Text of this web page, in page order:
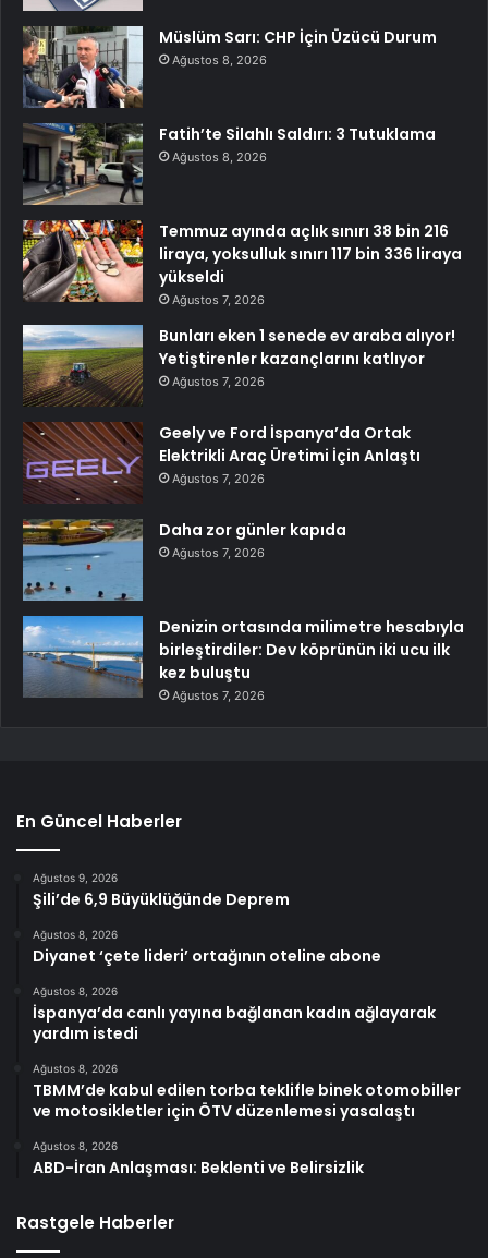
Müslüm Sarı: CHP İçin Üzücü Durum
Ağustos 8, 2026
Fatih’te Silahlı Saldırı: 3 Tutuklama
Ağustos 8, 2026
Temmuz ayında açlık sınırı 38 bin 216
liraya, yoksulluk sınırı 117 bin 336 liraya
yükseldi
Ağustos 7, 2026
Bunları eken 1 senede ev araba alıyor!
Yetiştirenler kazançlarını katlıyor
Ağustos 7, 2026
Geely ve Ford İspanya’da Ortak
Elektrikli Araç Üretimi İçin Anlaştı
Ağustos 7, 2026
Daha zor günler kapıda
Ağustos 7, 2026
Denizin ortasında milimetre hesabıyla
birleştirdiler: Dev köprünün iki ucu ilk
kez buluştu
Ağustos 7, 2026
En Güncel Haberler
Ağustos 9, 2026
Şili’de 6,9 Büyüklüğünde Deprem
Ağustos 8, 2026
Diyanet ‘çete lideri’ ortağının oteline abone
Ağustos 8, 2026
İspanya’da canlı yayına bağlanan kadın ağlayarak
yardım istedi
Ağustos 8, 2026
TBMM’de kabul edilen torba teklifle binek otomobiller
ve motosikletler için ÖTV düzenlemesi yasalaştı
Ağustos 8, 2026
ABD-İran Anlaşması: Beklenti ve Belirsizlik
Rastgele Haberler